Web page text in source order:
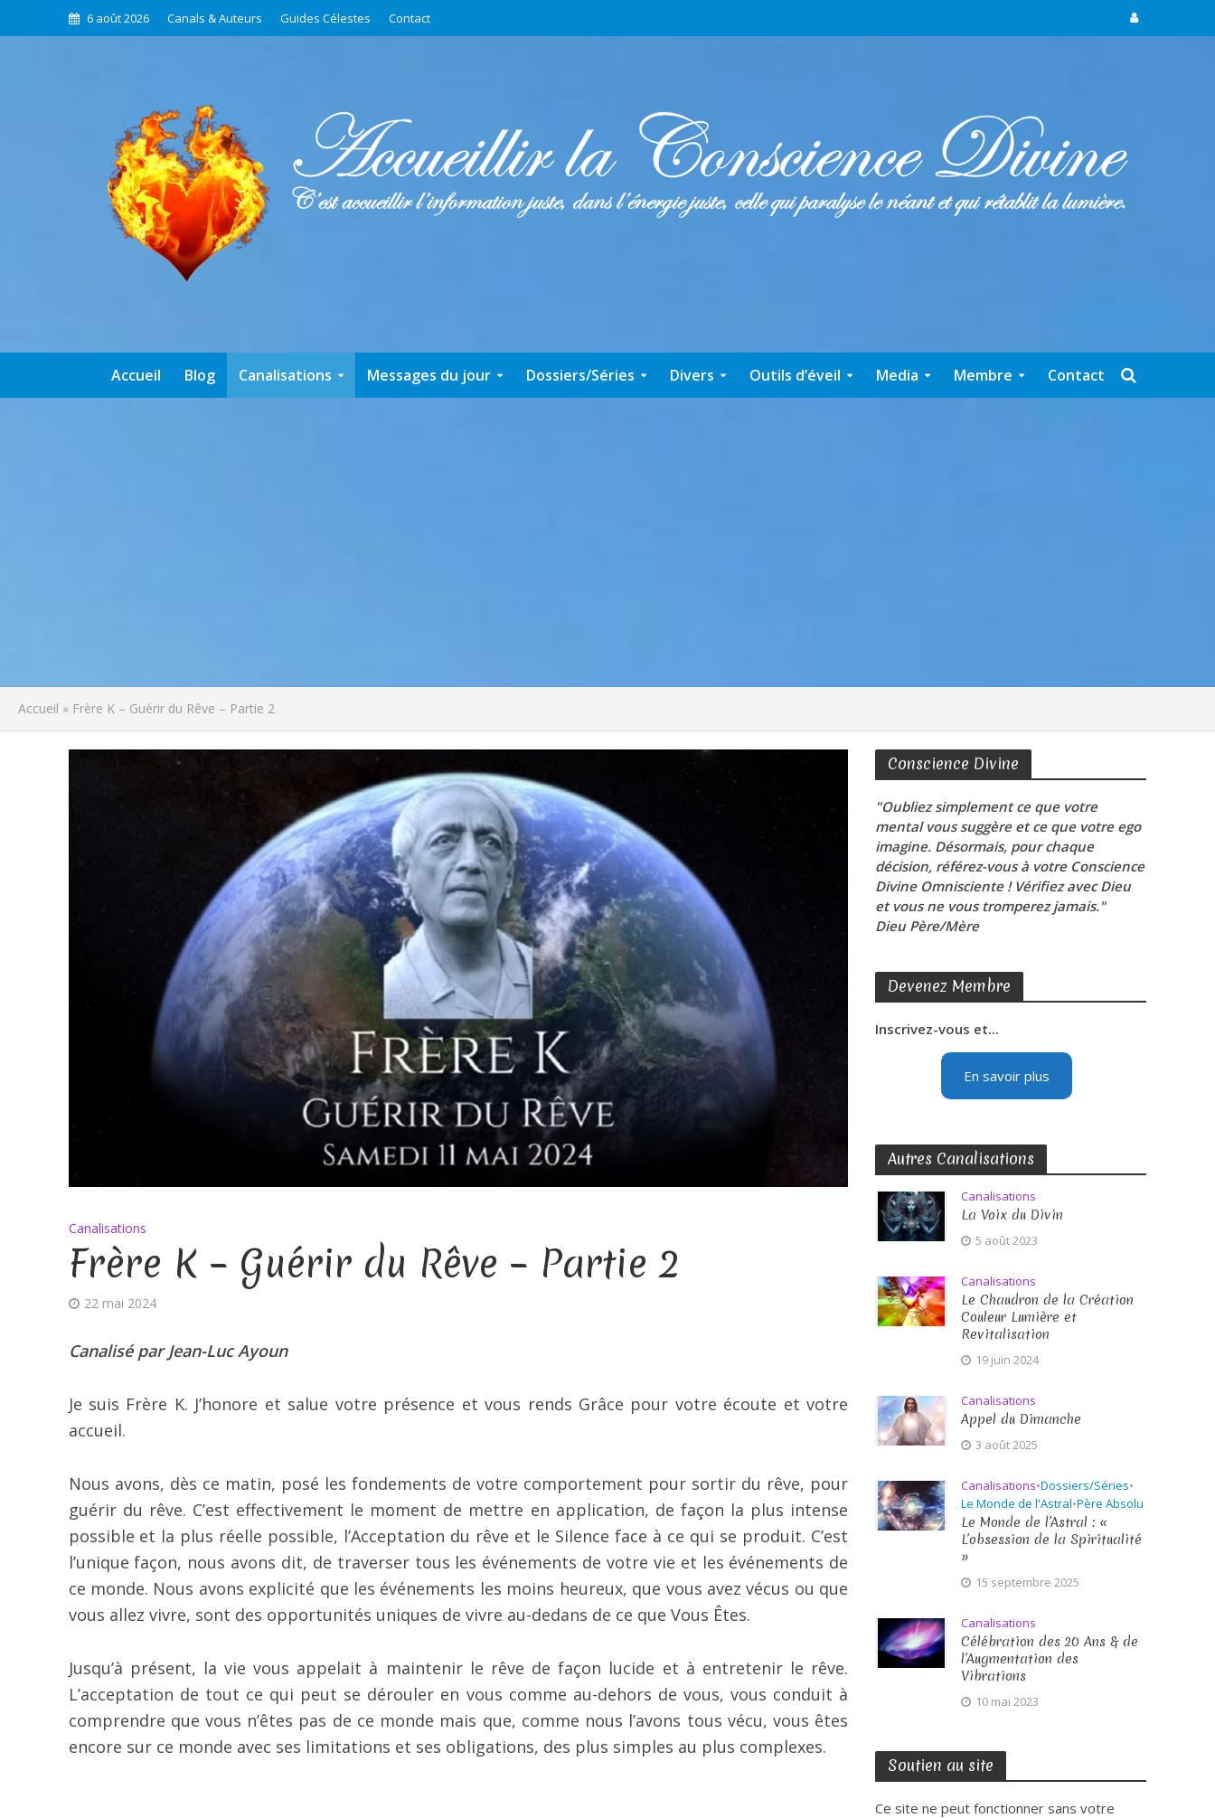
6 août 2026 Canals & Auteurs Guides Célestes Contact
Accueil Blog Canalisations Messages du jour Dossiers/Séries Divers Outils d’éveil Media Membre Contact
Accueil » Frère K – Guérir du Rêve – Partie 2
Canalisations
Frère K – Guérir du Rêve – Partie 2
22 mai 2024
Canalisé par Jean-Luc Ayoun
Je suis Frère K. J’honore et salue votre présence et vous rends Grâce pour votre écoute et votre
accueil.
Nous avons, dès ce matin, posé les fondements de votre comportement pour sortir du rêve, pour
guérir du rêve. C’est effectivement le moment de mettre en application, de façon la plus intense
possible et la plus réelle possible, l’Acceptation du rêve et le Silence face à ce qui se produit. C’est
l’unique façon, nous avons dit, de traverser tous les événements de votre vie et les événements de
ce monde. Nous avons explicité que les événements les moins heureux, que vous avez vécus ou que
vous allez vivre, sont des opportunités uniques de vivre au-dedans de ce que Vous Êtes.
Jusqu’à présent, la vie vous appelait à maintenir le rêve de façon lucide et à entretenir le rêve.
L’acceptation de tout ce qui peut se dérouler en vous comme au-dehors de vous, vous conduit à
comprendre que vous n’êtes pas de ce monde mais que, comme nous l’avons tous vécu, vous êtes
encore sur ce monde avec ses limitations et ses obligations, des plus simples au plus complexes.
Conscience Divine
"Oubliez simplement ce que votre
mental vous suggère et ce que votre ego
imagine. Désormais, pour chaque
décision, référez-vous à votre Conscience
Divine Omnisciente ! Vérifiez avec Dieu
et vous ne vous tromperez jamais."
Dieu Père/Mère
Devenez Membre
Inscrivez-vous et...
En savoir plus
Autres Canalisations
Canalisations
La Voix du Divin
5 août 2023
Canalisations
Le Chaudron de la Création
Couleur Lumière et
Revitalisation
19 juin 2024
Canalisations
Appel du Dimanche
3 août 2025
Canalisations•Dossiers/Séries•
Le Monde de l'Astral•Père Absolu
Le Monde de l’Astral : «
L’obsession de la Spiritualité
»
15 septembre 2025
Canalisations
Célébration des 20 Ans & de
l’Augmentation des
Vibrations
10 mai 2023
Soutien au site
Ce site ne peut fonctionner sans votre